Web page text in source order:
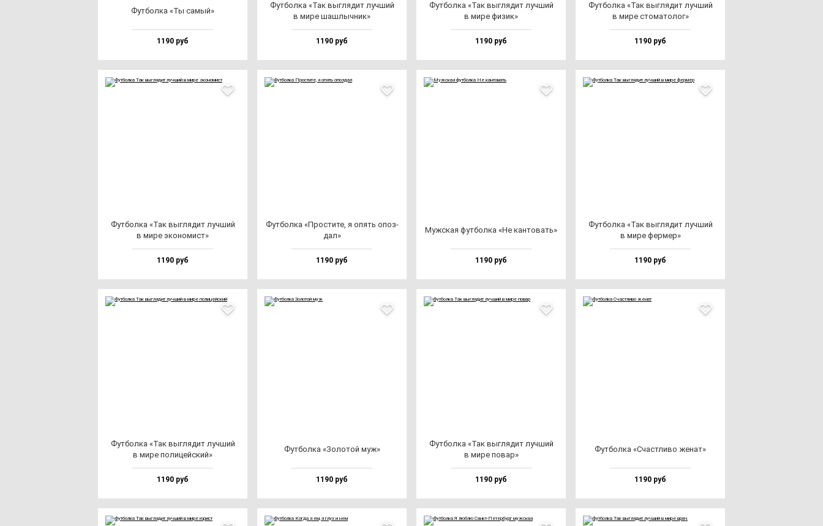
Фут­бол­ка «Ты са­мый»
1190 руб
Фут­бол­ка «Так выг­ля­дит луч­ший
в ми­ре шаш­лыч­ник»
1190 руб
Фут­бол­ка «Так выг­ля­дит луч­ший
в ми­ре фи­зик»
1190 руб
Фут­бол­ка «Так выг­ля­дит луч­ший
в ми­ре сто­ма­то­лог»
1190 руб
Фут­бол­ка «Так выг­ля­дит луч­ший
в ми­ре эко­но­мист»
1190 руб
Фут­бол­ка «Прос­ти­те, я опять опоз­
дал»
1190 руб
Муж­ская фут­бол­ка «Не кан­то­вать»
1190 руб
Фут­бол­ка «Так выг­ля­дит луч­ший
в ми­ре фер­мер»
1190 руб
Фут­бол­ка «Так выг­ля­дит луч­ший
в ми­ре по­ли­цей­ский»
1190 руб
Фут­бол­ка «Золо­той муж»
1190 руб
Фут­бол­ка «Так выг­ля­дит луч­ший
в ми­ре по­вар»
1190 руб
Фут­бол­ка «Счас­тли­во же­нат»
1190 руб